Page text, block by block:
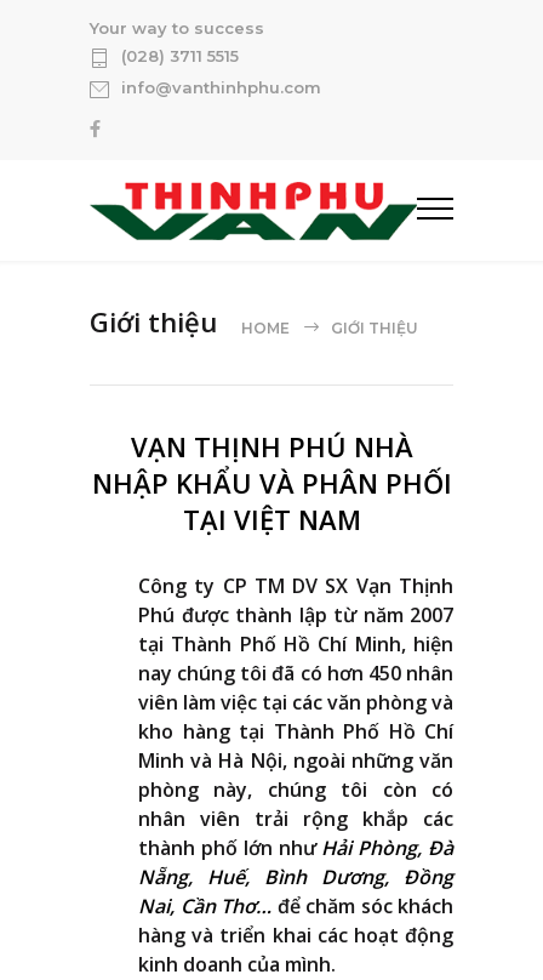
Your way to success
(028) 3711 5515
info@vanthinhphu.com
Giới thiệu HOME GIỚI THIỆU
VẠN THỊNH PHÚ NHÀ
NHẬP KHẨU VÀ PHÂN PHỐI
TẠI VIỆT NAM
Công ty CP TM DV SX Vạn Thịnh
Phú được thành lập từ năm 2007
tại Thành Phố Hồ Chí Minh, hiện
nay chúng tôi đã có hơn 450 nhân
viên làm việc tại các văn phòng và
kho hàng tại Thành Phố Hồ Chí
Minh và Hà Nội, ngoài những văn
phòng này, chúng tôi còn có
nhân viên trải rộng khắp các
thành phố lớn nhưHải Phòng, Đà
Nẵng, Huế, Bình Dương, Đồng
Nai, Cần Thơ… để chăm sóc khách
hàng và triển khai các hoạt động
kinh doanh của mình.